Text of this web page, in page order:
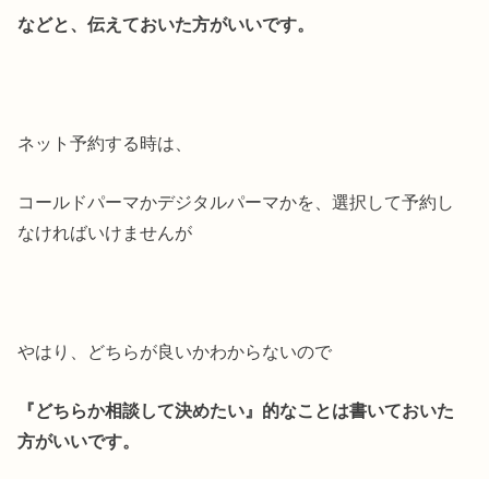
などと、伝えておいた方がいいです。
ネット予約する時は、
コールドパーマかデジタルパーマかを、選択して予約し
なければいけませんが
やはり、どちらが良いかわからないので
『どちらか相談して決めたい』的なことは書いておいた
方がいいです。